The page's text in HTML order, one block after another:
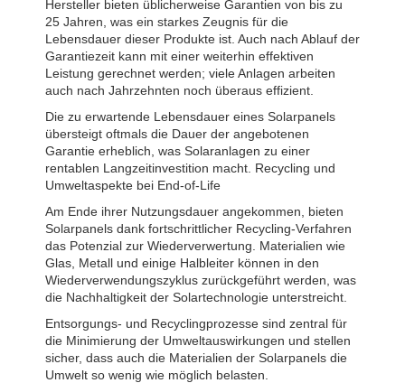
Hersteller bieten üblicherweise Garantien von bis zu
25 Jahren, was ein starkes Zeugnis für die
Lebensdauer dieser Produkte ist. Auch nach Ablauf der
Garantiezeit kann mit einer weiterhin effektiven
Leistung gerechnet werden; viele Anlagen arbeiten
auch nach Jahrzehnten noch überaus effizient.
Die zu erwartende Lebensdauer eines Solarpanels
übersteigt oftmals die Dauer der angebotenen
Garantie erheblich, was Solaranlagen zu einer
rentablen Langzeitinvestition macht. Recycling und
Umweltaspekte bei End-of-Life
Am Ende ihrer Nutzungsdauer angekommen, bieten
Solarpanels dank fortschrittlicher Recycling-Verfahren
das Potenzial zur Wiederverwertung. Materialien wie
Glas, Metall und einige Halbleiter können in den
Wiederverwendungszyklus zurückgeführt werden, was
die Nachhaltigkeit der Solartechnologie unterstreicht.
Entsorgungs- und Recyclingprozesse sind zentral für
die Minimierung der Umweltauswirkungen und stellen
sicher, dass auch die Materialien der Solarpanels die
Umwelt so wenig wie möglich belasten.